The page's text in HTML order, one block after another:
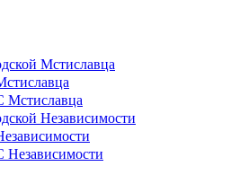
Мстиславца
Независимости